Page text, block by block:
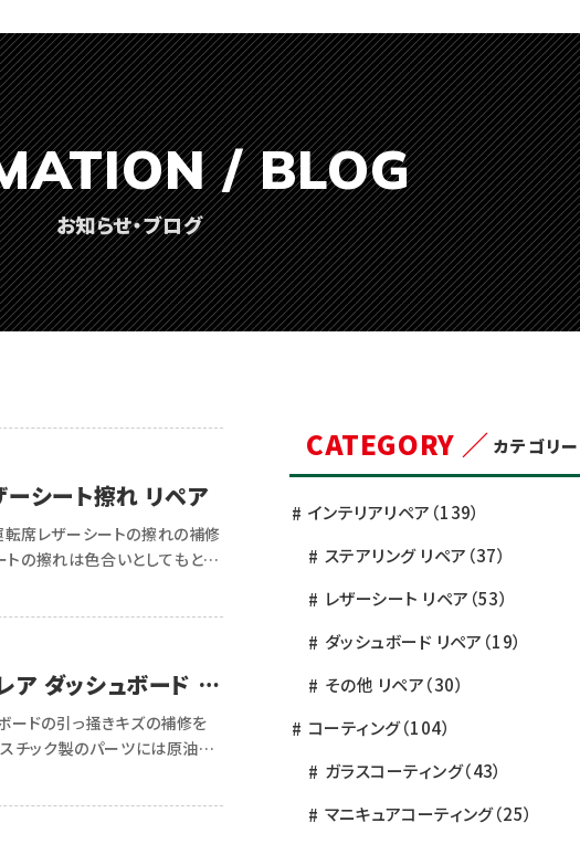
/ BLOG
お知らせ・ブログ
シート擦れ リペア
席レザーシートの擦れの補修
の擦れは色合いとしてもとて
ア ダッシュボード 引
ードの引っ掻きキズの補修を
チック製のパーツには原油が
CATEGORY ／ カテゴリー
インテリアリペア （139）
ステアリング リペア （37）
レザーシート リペア （53）
ダッシュボード リペア （19）
その他 リペア（30）
コーティング（104）
ガラスコーティング（43）
マニキュアコーティング（25）